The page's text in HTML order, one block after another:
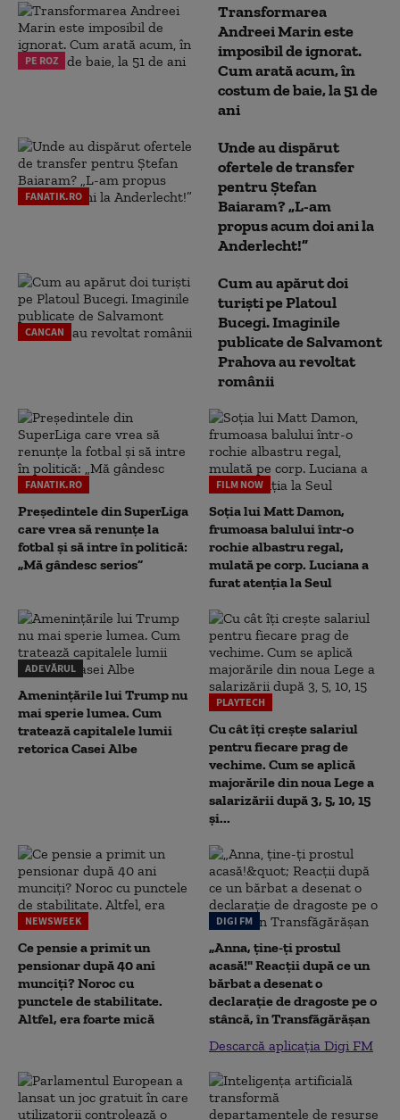
PE ROZ
Transformarea
Andreei Marin este
imposibil de ignorat.
Cum arată acum, în
costum de baie, la 51 de
ani
FANATIK.RO
Unde au dispărut
ofertele de transfer
pentru Ștefan
Baiaram? „L-am
propus acum doi ani la
Anderlecht!”
CANCAN
Cum au apărut doi
turiști pe Platoul
Bucegi. Imaginile
publicate de Salvamont
Prahova au revoltat
românii
FANATIK.RO
Președintele din SuperLiga
care vrea să renunțe la
fotbal și să intre în politică:
„Mă gândesc serios”
FILM NOW
Soția lui Matt Damon,
frumoasa balului într-o
rochie albastru regal,
mulată pe corp. Luciana a
furat atenția la Seul
ADEVĂRUL
Amenințările lui Trump nu
mai sperie lumea. Cum
tratează capitalele lumii
retorica Casei Albe
PLAYTECH
Cu cât îți crește salariul
pentru fiecare prag de
vechime. Cum se aplică
majorările din noua Lege a
salarizării după 3, 5, 10, 15
și...
NEWSWEEK
Ce pensie a primit un
pensionar după 40 ani
munciți? Noroc cu
punctele de stabilitate.
Altfel, era foarte mică
DIGI FM
„Anna, ţine-ţi prostul
acasă!" Reacţii după ce un
bărbat a desenat o
declaraţie de dragoste pe o
stâncă, în Transfăgărăşan
Descarcă aplicația Digi FM